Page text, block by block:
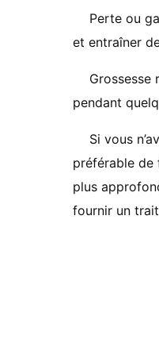
Perte ou
et entraîner
Grossesse
pendant
Si vous
préférable de
plus
fournir un